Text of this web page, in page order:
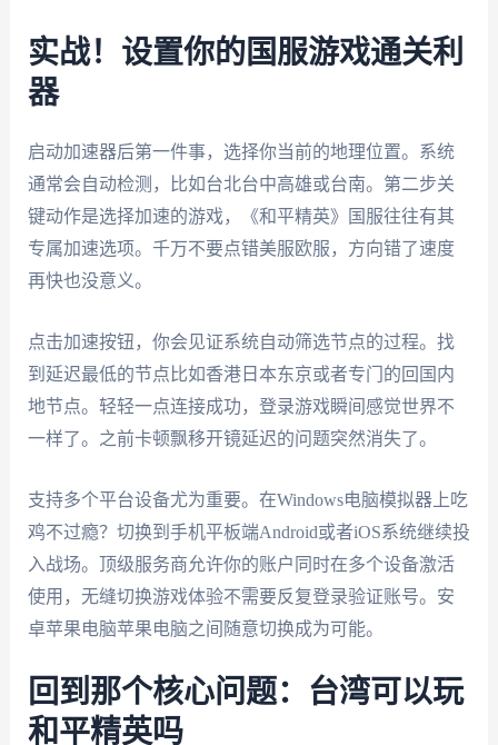
实战！设置你的国服游戏通关利
器
启动加速器后第一件事，选择你当前的地理位置。系统
通常会自动检测，比如台北台中高雄或台南。第二步关
键动作是选择加速的游戏，《和平精英》国服往往有其
专属加速选项。千万不要点错美服欧服，方向错了速度
再快也没意义。
点击加速按钮，你会见证系统自动筛选节点的过程。找
到延迟最低的节点比如香港日本东京或者专门的回国内
地节点。轻轻一点连接成功，登录游戏瞬间感觉世界不
一样了。之前卡顿飘移开镜延迟的问题突然消失了。
支持多个平台设备尤为重要。在Windows电脑模拟器上吃
鸡不过瘾？切换到手机平板端Android或者iOS系统继续投
入战场。顶级服务商允许你的账户同时在多个设备激活
使用，无缝切换游戏体验不需要反复登录验证账号。安
卓苹果电脑苹果电脑之间随意切换成为可能。
回到那个核心问题：台湾可以玩
和平精英吗